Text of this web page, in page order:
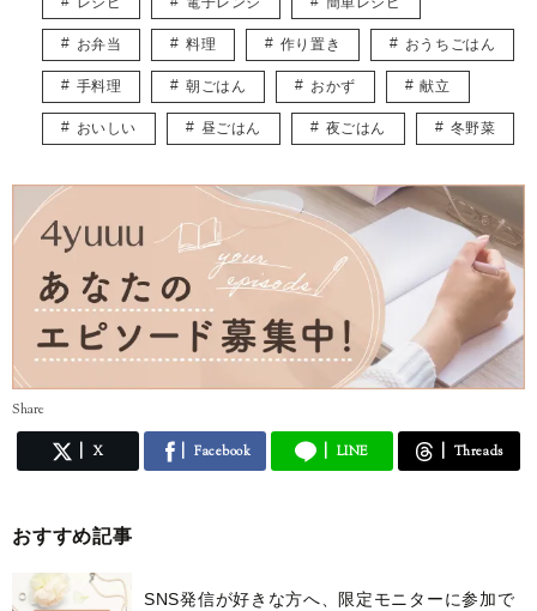
皆様に役立つ情報を、楽しくお届けしていけたらと思います♡
お弁当 料理 作り置き おうちごはん
手料理 朝ごはん おかず 献立
おいしい 昼ごはん 夜ごはん 冬野菜
Share
X Facebook LINE Threads
おすすめ記事
SNS発信が好きな方へ、限定モニターに参加で